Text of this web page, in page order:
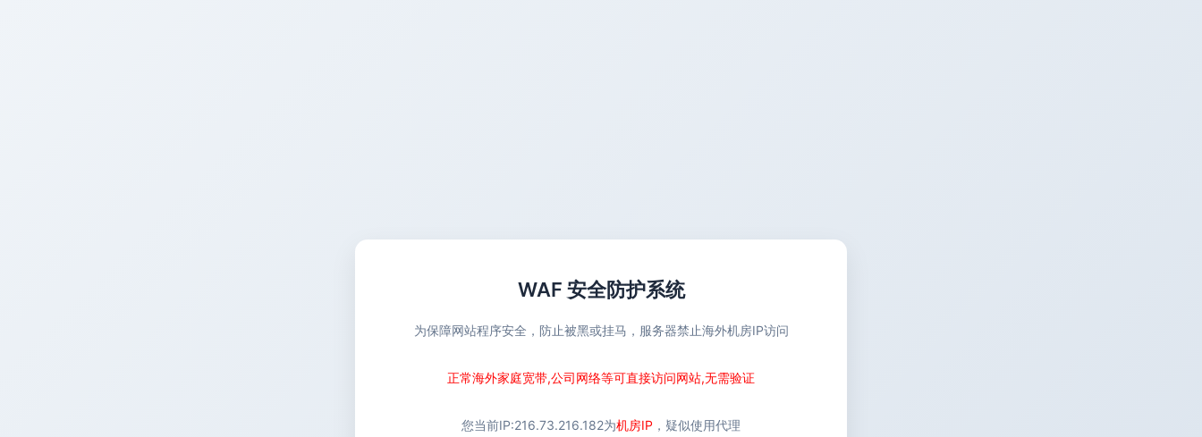
WAF 安全防护系统
为保障网站程序安全，防止被黑或挂马，服务器禁止海外机房IP访问
正常海外家庭宽带,公司网络等可直接访问网站,无需验证
您当前IP:216.73.216.182为机房IP ，疑似使用代理